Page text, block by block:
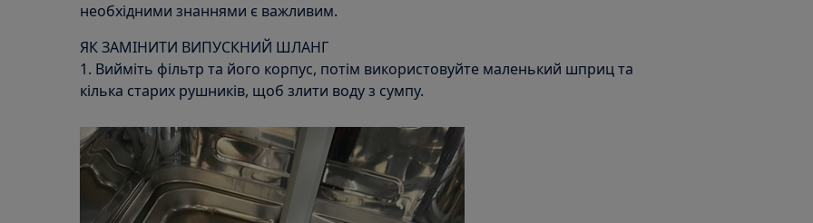
необхідними знаннями є важливим.
ЯК ЗАМІНИТИ ВИПУСКНИЙ ШЛАНГ
1. Вийміть фільтр та його корпус, потім використовуйте маленький шприц та
кілька старих рушників, щоб злити воду з сумпу.